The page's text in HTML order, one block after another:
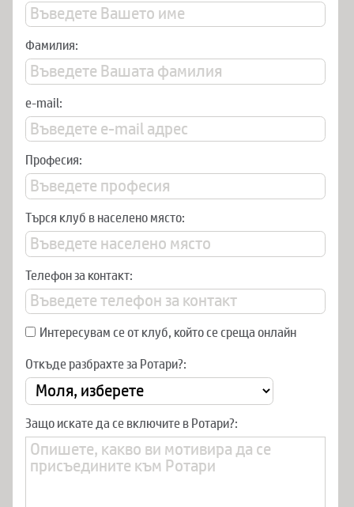
Фамилия:
e-mail:
Професия:
Търся клуб в населено място:
Телефон за контакт:
Интересувам се от клуб, който се среща онлайн
Откъде разбрахте за Ротари?:
Защо искате да се включите в Ротари?: